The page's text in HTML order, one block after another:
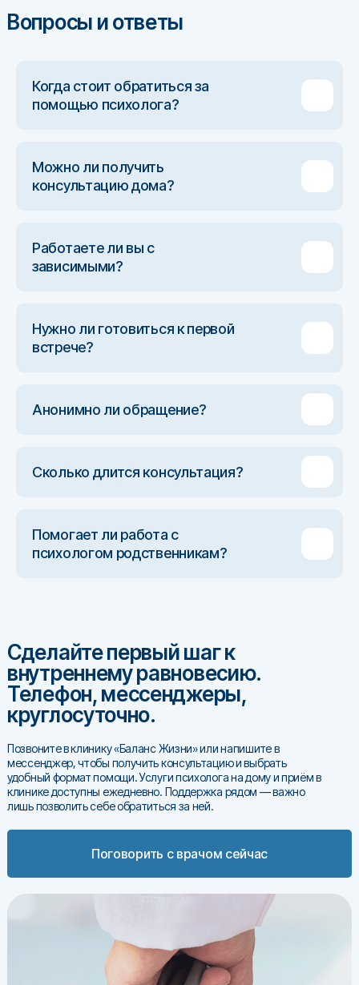
Вопросы и ответы
Когда стоит обратиться за
помощью психолога?
Можно ли получить
консультацию дома?
Работаете ли вы с
зависимыми?
Нужно ли готовиться к первой
встрече?
Анонимно ли обращение?
Сколько длится консультация?
Помогает ли работа с
психологом родственникам?
Поговорить с врачом сейчас
Сделайте первый шаг к
внутреннему равновесию.
Телефон, мессенджеры,
круглосуточно.
Позвоните в клинику «Баланс Жизни» или напишите в
мессенджер, чтобы получить консультацию и выбрать
удобный формат помощи. Услуги психолога на дому и приём в
клинике доступны ежедневно. Поддержка рядом — важно
лишь позволить себе обратиться за ней.